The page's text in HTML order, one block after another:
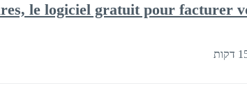
le logiciel gratuit pour facturer